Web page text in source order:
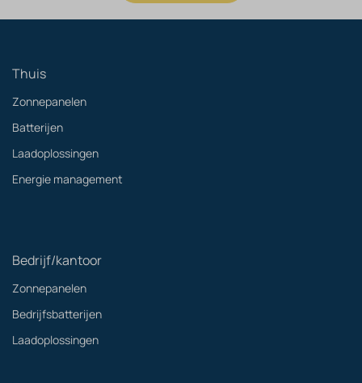
Thuis
Zonnepanelen
Batterijen
Laadoplossingen
Energie management
Bedrijf/kantoor
Zonnepanelen
Bedrijfsbatterijen
Laadoplossingen